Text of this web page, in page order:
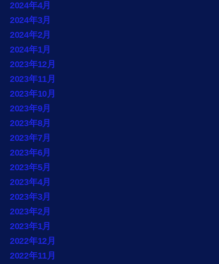
2024年4月
2024年3月
2024年2月
2024年1月
2023年12月
2023年11月
2023年10月
2023年9月
2023年8月
2023年7月
2023年6月
2023年5月
2023年4月
2023年3月
2023年2月
2023年1月
2022年12月
2022年11月